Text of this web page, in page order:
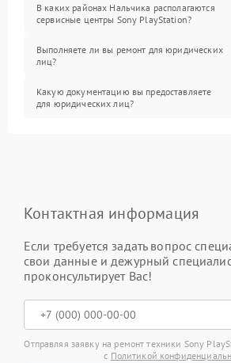
В каких районах Нальчика располагаются
сервисные центры Sony PlayStation?
Выполняете ли вы ремонт для юридических
лиц?
Какую документацию вы предоставляете
для юридических лиц?
Контактная информация
Если требуется задать вопрос
свои данные и дежурный
проконсультирует Вас!
Отправляя заявку на ремонт техники Sony
с Политикой